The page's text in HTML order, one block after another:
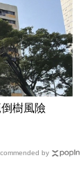
樹風險
by